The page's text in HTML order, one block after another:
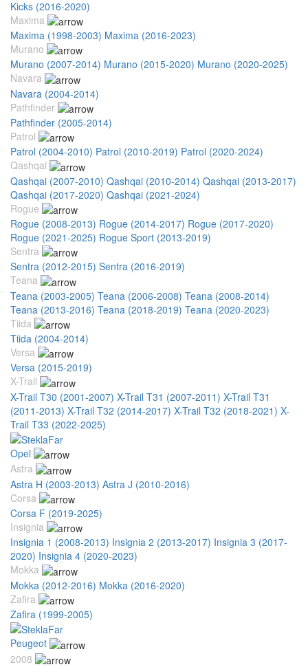
Kicks (2016-2020)
Maxima
Maxima (1998-2003) Maxima (2016-2023)
Murano
Murano (2007-2014) Murano (2015-2020) Murano (2020-2025)
Navara
Navara (2004-2014)
Pathfinder
Pathfinder (2005-2014)
Patrol
Patrol (2004-2010) Patrol (2010-2019) Patrol (2020-2024)
Qashqai
Qashqai (2007-2010) Qashqai (2010-2014) Qashqai (2013-2017)
Qashqai (2017-2020) Qashqai (2021-2024)
Rogue
Rogue (2008-2013) Rogue (2014-2017) Rogue (2017-2020)
Rogue (2021-2025) Rogue Sport (2013-2019)
Sentra
Sentra (2012-2015) Sentra (2016-2019)
Teana
Teana (2003-2005) Teana (2006-2008) Teana (2008-2014)
Teana (2013-2016) Teana (2018-2019) Teana (2020-2023)
Tiida
Tiida (2004-2014)
Versa
Versa (2015-2019)
X-Trail
X-Trail T30 (2001-2007) X-Trail T31 (2007-2011) X-Trail T31
(2011-2013) X-Trail T32 (2014-2017) X-Trail T32 (2018-2021) X-
Trail T33 (2022-2025)
Opel
Astra
Astra H (2003-2013) Astra J (2010-2016)
Corsa
Corsa F (2019-2025)
Insignia
Insignia 1 (2008-2013) Insignia 2 (2013-2017) Insignia 3 (2017-
2020) Insignia 4 (2020-2023)
Mokka
Mokka (2012-2016) Mokka (2016-2020)
Zafira
Zafira (1999-2005)
Peugeot
2008